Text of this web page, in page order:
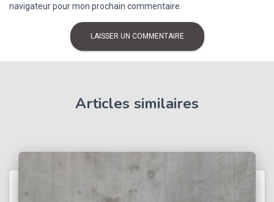
navigateur pour mon prochain commentaire.
Articles similaires